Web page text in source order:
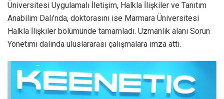
Üniversitesi Uygulamalı İletişim, Halkla İlişkiler ve Tanıtım
Anabilim Dalı’nda, doktorasını ise Marmara Üniversitesi
Halkla İlişkiler bölümünde tamamladı. Uzmanlık alanı Sorun
Yönetimi dalında uluslararası çalışmalara imza attı.